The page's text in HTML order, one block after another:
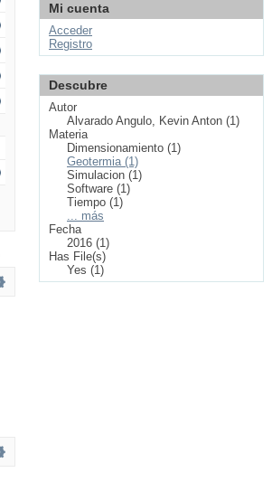
Mi cuenta
Acceder
Registro
Descubre
Autor
Alvarado Angulo, Kevin Anton (1)
Materia
Dimensionamiento (1)
Geotermia (1)
Simulacion (1)
Software (1)
Tiempo (1)
... más
Fecha
2016 (1)
Has File(s)
Yes (1)